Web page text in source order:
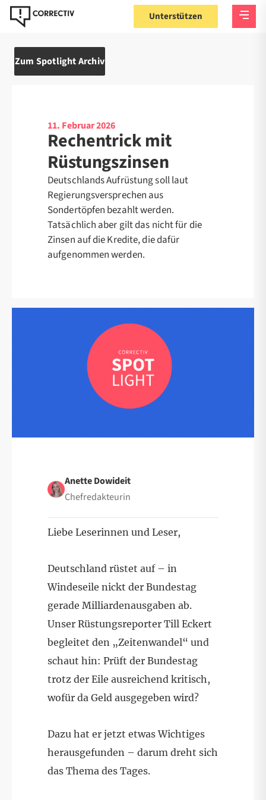
Unterstützen
Zum Spotlight Archiv
11. Februar 2026
Rechentrick mit
Rüstungszinsen
Deutschlands Aufrüstung soll laut
Regierungsversprechen aus
Sondertöpfen bezahlt werden.
Tatsächlich aber gilt das nicht für die
Zinsen auf die Kredite, die dafür
aufgenommen werden.
Anette Dowideit
Chefredakteurin
Liebe Leserinnen und Leser,
Deutschland rüstet auf – in
Windeseile nickt der Bundestag
gerade Milliardenausgaben ab.
Unser Rüstungsreporter Till Eckert
begleitet den „Zeitenwandel“ und
schaut hin: Prüft der Bundestag
trotz der Eile ausreichend kritisch,
wofür da Geld ausgegeben wird?
Dazu hat er jetzt etwas Wichtiges
herausgefunden – darum dreht sich
das Thema des Tages.